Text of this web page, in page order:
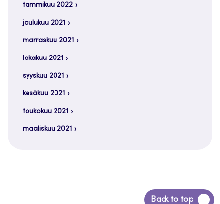
tammikuu 2022
joulukuu 2021
marraskuu 2021
lokakuu 2021
syyskuu 2021
kesäkuu 2021
toukokuu 2021
maaliskuu 2021
Back to top
Siirry